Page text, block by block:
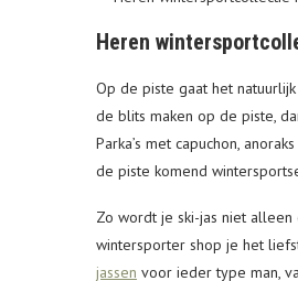
Heren
Op de piste gaat het
de blits maken op de piste,
Parka’s met capuchon,
de piste komend
Zo wordt je ski-jas niet
wintersporter shop je het
jassen voor ieder type man,